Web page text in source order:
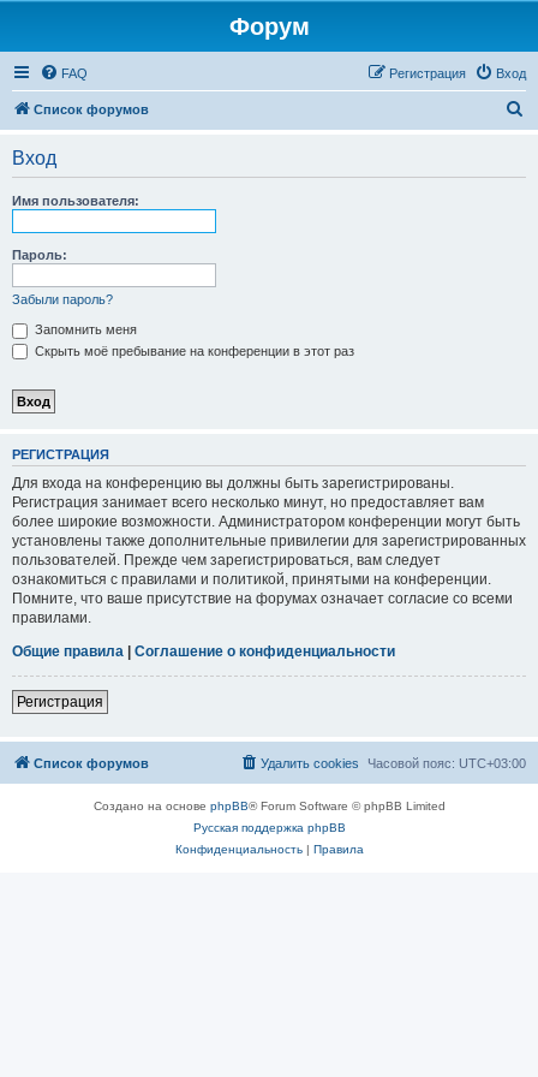
Форум
FAQ Вход
Регистрация
Список форумов
Вход
Имя пользователя:
Пароль:
Забыли пароль?
Запомнить меня
Скрыть моё пребывание на конференции в этот раз
РЕГИСТРАЦИЯ
Для входа на конференцию вы должны быть зарегистрированы.
Регистрация занимает всего несколько минут, но предоставляет вам
более широкие возможности. Администратором конференции могут быть
установлены также дополнительные привилегии для зарегистрированных
пользователей. Прежде чем зарегистрироваться, вам следует
ознакомиться с правилами и политикой, принятыми на конференции.
Помните, что ваше присутствие на форумах означает согласие со всеми
правилами.
Общие правила | Соглашение о конфиденциальности
Регистрация
Список форумов Часовой пояс: UTC+03:00
Удалить cookies
Создано на основе phpBB® Forum Software © phpBB Limited
Русская поддержка phpBB
Конфиденциальность| Правила